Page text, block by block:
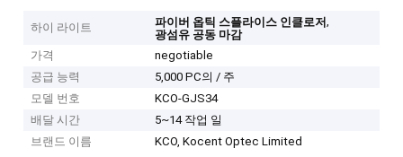
하이 라이트 파이버 옵틱 스플라이스 인클로저,
광섬유 공동 마감
가격
negotiable
공급 능력
5,000 PC의 / 주
모델 번호
KCO-GJS34
배달 시간
5~14 작업 일
브랜드 이름
KCO, Kocent Optec Limited